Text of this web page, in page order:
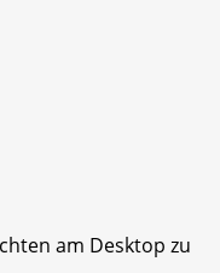
am Desktop zu